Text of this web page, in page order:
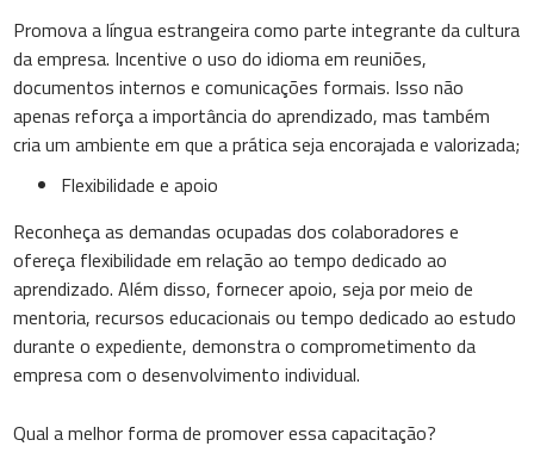
Promova a língua estrangeira como parte integrante da cultura
da empresa. Incentive o uso do idioma em reuniões,
documentos internos e comunicações formais. Isso não
apenas reforça a importância do aprendizado, mas também
cria um ambiente em que a prática seja encorajada e valorizada;
Flexibilidade e apoio
Reconheça as demandas ocupadas dos colaboradores e
ofereça flexibilidade em relação ao tempo dedicado ao
aprendizado. Além disso, fornecer apoio, seja por meio de
mentoria, recursos educacionais ou tempo dedicado ao estudo
durante o expediente, demonstra o comprometimento da
empresa com o desenvolvimento individual.
Qual a melhor forma de promover essa capacitação?